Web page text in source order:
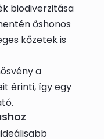
biodiverzitása
őshonos
kőzetek is
a
érinti, így egy